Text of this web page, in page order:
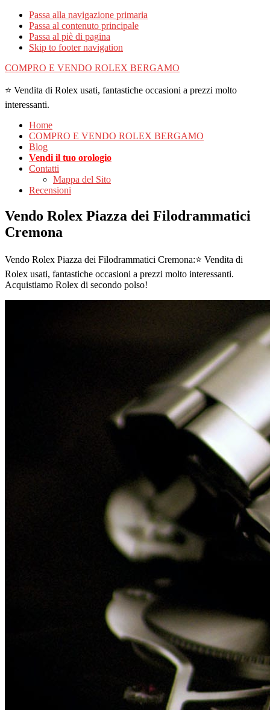
Passa alla navigazione primaria
Passa al contenuto principale
Passa al piè di pagina
Skip to footer navigation
COMPRO E VENDO ROLEX BERGAMO
⭐ Vendita di Rolex usati, fantastiche occasioni a prezzi molto
interessanti.
Home
COMPRO E VENDO ROLEX BERGAMO
Blog
Vendi il tuo orologio
Contatti
Mappa del Sito
Recensioni
Vendo Rolex Piazza dei Filodrammatici
Cremona
Vendo Rolex Piazza dei Filodrammatici Cremona:⭐ Vendita di
Rolex usati, fantastiche occasioni a prezzi molto interessanti.
Acquistiamo Rolex di secondo polso!